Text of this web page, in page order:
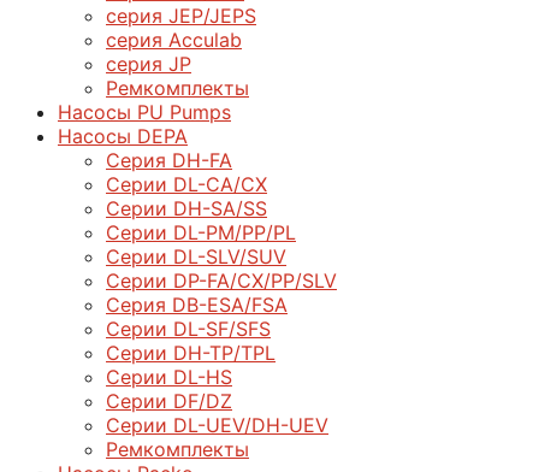
серия JEP/JEPS
серия Acculab
серия JP
Ремкомплекты
Насосы PU Pumps
Насосы DEPA
Серия DH-FA
Серии DL-CA/CX
Серии DH-SA/SS
Серии DL-PM/РР/PL
Серии DL-SLV/SUV
Серии DP-FA/CX/PP/SLV
Серия DB-ЕSA/FSA
Серии DL-SF/SFS
Серии DН-ТP/ТPL
Серии DL-HS
Серии DF/DZ
Серии DL-UEV/DH-UEV
Ремкомплекты